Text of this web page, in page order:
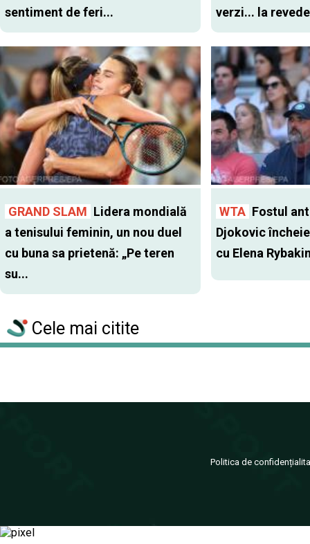
sentiment de feri...
verzi... la
GRAND SLAM Lidera mondială
a tenisului feminin, un nou duel
cu buna sa prietenă: „Pe teren
su...
WTA Fostul
Djokovic
cu Elena
Cele mai citite
Politica de